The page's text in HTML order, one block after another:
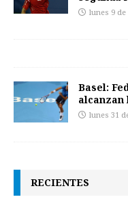
lunes 9 de
Basel:
alcanzan
lunes 31
RECIENTES